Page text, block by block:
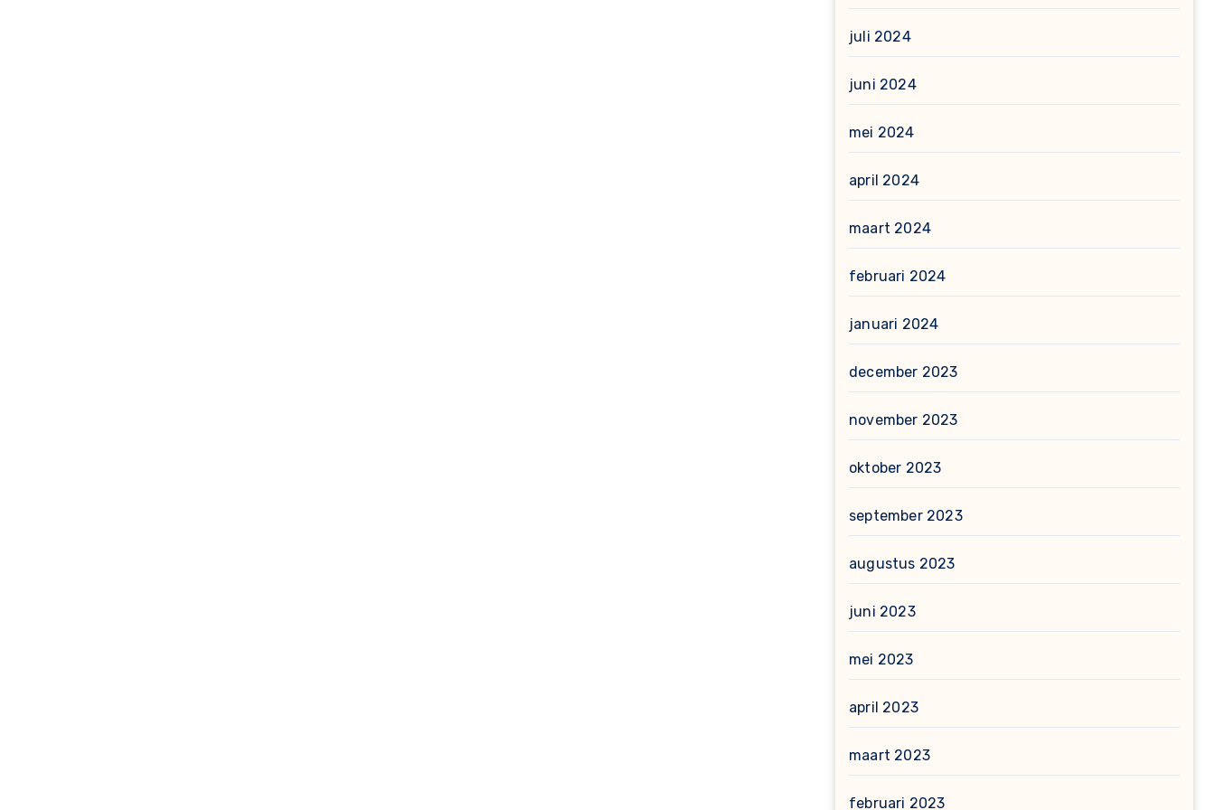
juli 2024
juni 2024
mei 2024
april 2024
maart 2024
februari 2024
januari 2024
december 2023
november 2023
oktober 2023
september 2023
augustus 2023
juni 2023
mei 2023
april 2023
maart 2023
februari 2023